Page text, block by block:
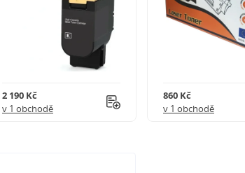
2 190 Kč
v 1 obchodě
860 Kč
v 1 obchodě